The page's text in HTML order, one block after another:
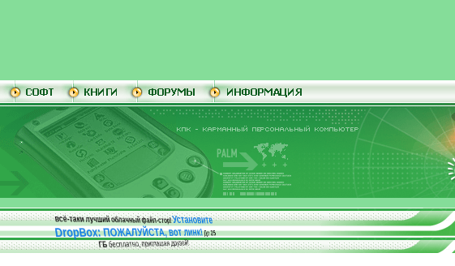
всё-таки лучший облачный файл-стор!Установите
DropBox: ПОЖАЛУЙСТА, вот линк!До25
ГБбесплатно, приглашая друзей!